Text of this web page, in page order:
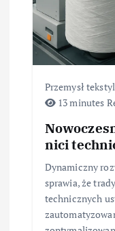
s
Przemysł
13 minutes
nici
Dynamiczny
sprawia, że
technicznych